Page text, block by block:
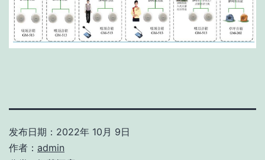
发布日期： 2022年 10月 9日
作者： admin